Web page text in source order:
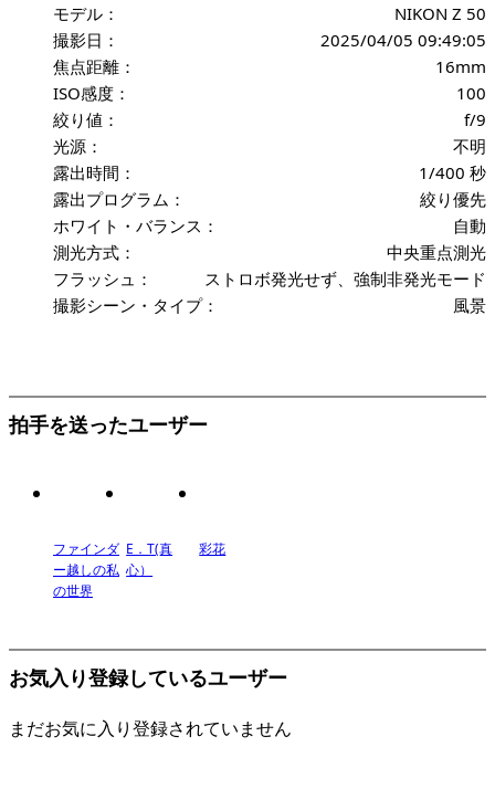
モデル：
NIKON Z 50
撮影日：
2025/04/05 09:49:05
焦点距離：
16mm
ISO感度：
100
絞り値：
f/9
光源：
不明
露出時間：
1/400 秒
露出プログラム：
絞り優先
ホワイト・バランス：
自動
測光方式：
中央重点測光
フラッシュ：
ストロボ発光せず、強制非発光モード
撮影シーン・タイプ：
風景
拍手を送ったユーザー
ファインダ
ー越しの私
の世界
E．T(真
心）
彩花
お気入り登録しているユーザー
まだお気に入り登録されていません